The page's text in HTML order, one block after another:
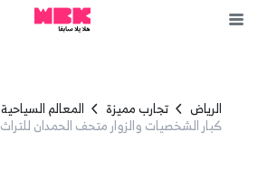
الرياض تجارب مميزة المعالم السياحية
كبار الشخصيات والزوار متحف الحمدان للتراث